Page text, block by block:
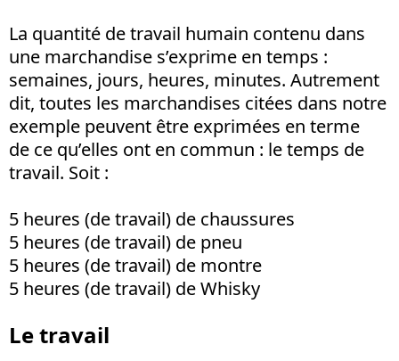
La quantité de travail humain contenu dans
une marchandise s’exprime en temps :
semaines, jours, heures, minutes. Autrement
dit, toutes les marchandises citées dans notre
exemple peuvent être exprimées en terme
de ce qu’elles ont en commun : le temps de
travail. Soit :
5 heures (de travail) de chaussures
5 heures (de travail) de pneu
5 heures (de travail) de montre
5 heures (de travail) de Whisky
Le travail